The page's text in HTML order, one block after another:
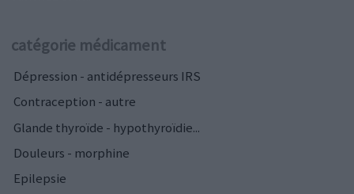
catégorie médicament
Dépression - antidépresseurs IRS
Contraception - autre
Glande thyroïde - hypothyroïdie...
Douleurs - morphine
Epilepsie